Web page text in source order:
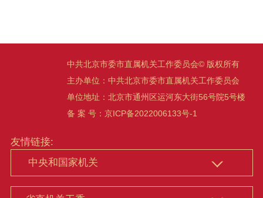
中共北京市委市直属机关工作委员会© 版权所有
主办单位：中共北京市委市直属机关工作委员会
单位地址：北京市通州区运河东大街56号院5号楼
备 案 号：京ICP备2022006133号-1
友情链接: